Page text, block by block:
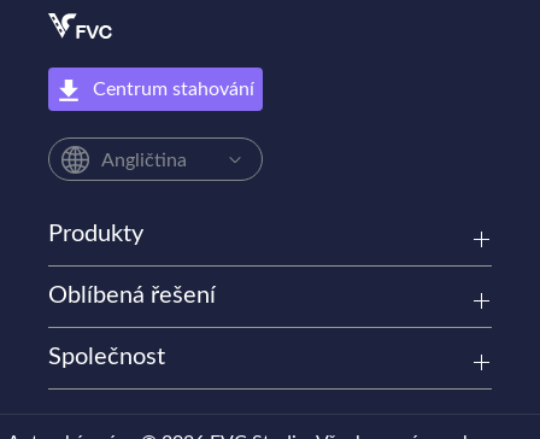
Centrum stahování
Angličtina
Produkty
Oblíbená řešení
Společnost